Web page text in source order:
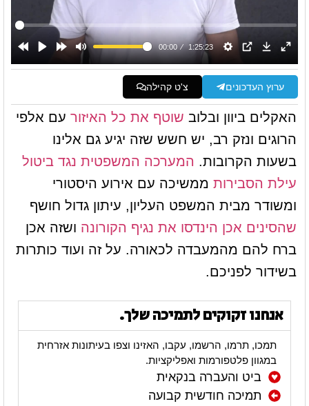
ערוץ העדכונים צ'ט קהילה
האקלים ביוון ובלוב שוטף את כל האיזור עם אלפי
הרוגים ונזק רב, יש חשש שזה יגיע גם אלינו
בשעות הקרובות. המערכה המשפטית נגד ביטול
עילת הסבירות ממשיכה עם אירוע היסטורי
ומשודר מבית המשפט העליון, עיתון גדול חושף
שהסינים אכן הינדסו את נגיף הקורונה ושזה אכן
ברח להם מהמעבדה לכאורה. על זה ועוד כותרות
בשידור לפניכם.
אנחנו זקוקים לתמיכה שלך.
תמכו, תרמו, הרשמו, עקבו, האזינו וצפו בעיתונות אזרחית
במגוון פלטפורמות ואפליקציות.
ביט והעברה בנקאית
תמיכה חודשית קבועה